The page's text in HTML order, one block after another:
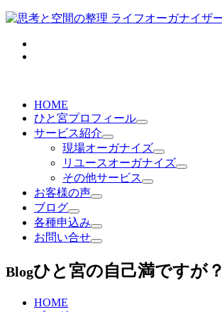
HOME
ひと宮プロフィール
サービス紹介
現場オーガナイズ
リユースオーガナイズ
その他サービス
お客様の声
ブログ
各種申込み
お問い合せ
Blogひと宮の自己満ですが？
HOME